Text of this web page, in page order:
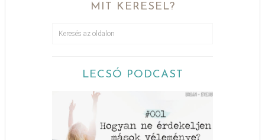
MIT KERESEL?
LECSÓ PODCAST